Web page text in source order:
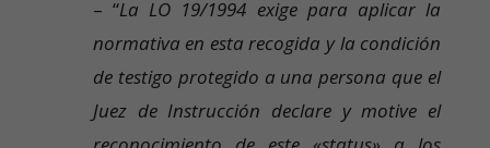
– “La LO 19/1994 exige para aplicar la
normativa en esta recogida y la condición
de testigo protegido a una persona que el
Juez de Instrucción declare y motive el